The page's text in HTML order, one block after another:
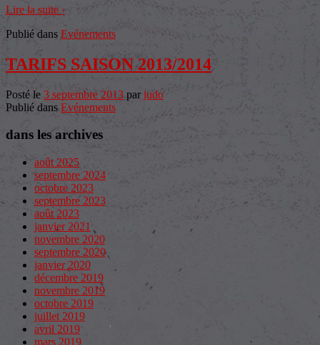
Lire la suite ›
Publié dans Evénements
TARIFS SAISON 2013/2014
Posté le 3 septembre 2013 par judo
Publié dans Evénements
dans les archives
août 2025
septembre 2024
octobre 2023
septembre 2023
août 2023
janvier 2021
novembre 2020
septembre 2020
janvier 2020
décembre 2019
novembre 2019
octobre 2019
juillet 2019
avril 2019
mars 2019